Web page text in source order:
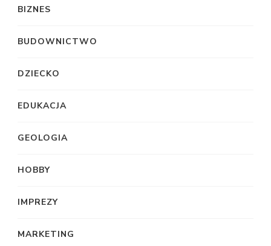
BIZNES
BUDOWNICTWO
DZIECKO
EDUKACJA
GEOLOGIA
HOBBY
IMPREZY
MARKETING